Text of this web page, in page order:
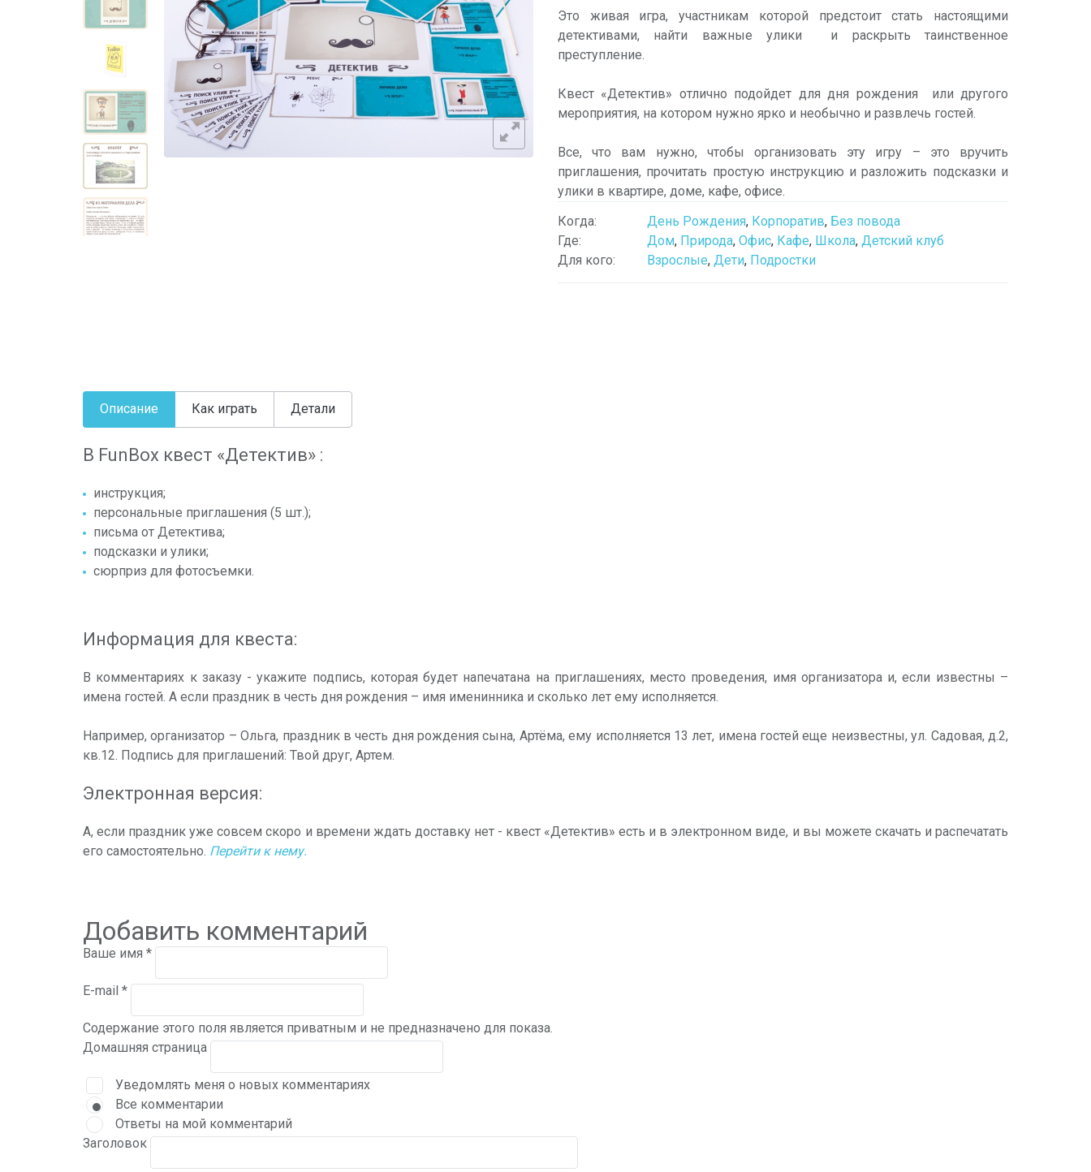
Это живая игра, участникам которой предстоит стать настоящими
детективами, найти важные улики и раскрыть таинственное
преступление.
Квест «Детектив» отлично подойдет для дня рождения или другого
мероприятия, на котором нужно ярко и необычно и развлечь гостей.
Все, что вам нужно, чтобы организовать эту игру – это вручить
приглашения, прочитать простую инструкцию и разложить подсказки и
улики в квартире, доме, кафе, офисе.
Когда:
День Рождения, Корпоратив, Без повода
Где:
Дом, Природа, Офис, Кафе, Школа, Детский клуб
Для кого:
Взрослые, Дети, Подростки
Описание Как играть Детали
В FunBox квест «Детектив» :
инструкция;
персональные приглашения (5 шт.);
письма от Детектива;
подсказки и улики;
сюрприз для фотосъемки.
Информация для квеста:
В комментариях к заказу - укажите подпись, которая будет напечатана на приглашениях, место проведения, имя организатора и, если известны –
имена гостей. А если праздник в честь дня рождения – имя именинника и сколько лет ему исполняется.
Например, организатор – Ольга, праздник в честь дня рождения сына, Артёма, ему исполняется 13 лет, имена гостей еще неизвестны, ул. Садовая, д.2,
кв.12. Подпись для приглашений: Твой друг, Артем.
Электронная версия:
А, если праздник уже совсем скоро и времени ждать доставку нет - квест «Детектив» есть и в электронном виде, и вы можете скачать и распечатать
его самостоятельно. Перейти к нему.
Добавить комментарий
Ваше имя *
E-mail *
Содержание этого поля является приватным и не предназначено для показа.
Домашняя страница
Уведомлять меня о новых комментариях
Все комментарии
Ответы на мой комментарий
Заголовок